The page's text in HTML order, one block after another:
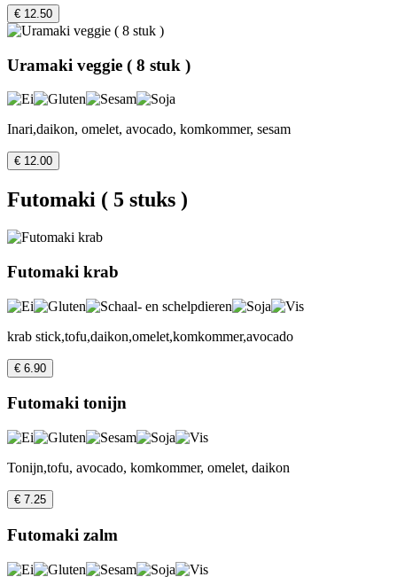
€ 12.50
Uramaki veggie ( 8 stuk )
Inari,daikon, omelet, avocado, komkommer, sesam
€ 12.00
Futomaki ( 5 stuks )
Futomaki krab
krab stick,tofu,daikon,omelet,komkommer,avocado
€ 6.90
Futomaki tonijn
Tonijn,tofu, avocado, komkommer, omelet, daikon
€ 7.25
Futomaki zalm